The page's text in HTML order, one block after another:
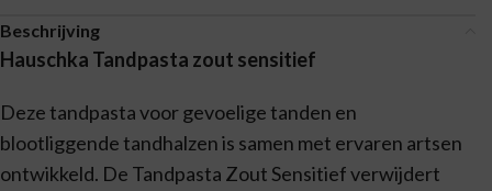
Beschrijving
Hauschka Tandpasta zout sensitief
Deze tandpasta voor gevoelige tanden en
blootliggende tandhalzen is samen met ervaren artsen
ontwikkeld. De Tandpasta Zout Sensitief verwijdert